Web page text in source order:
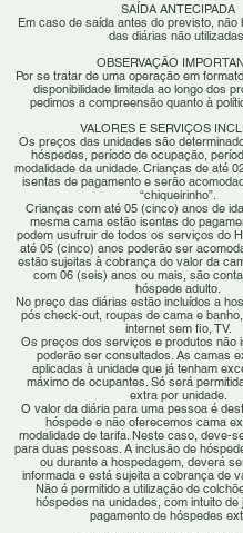
SAÍDA ANTECIPADA
Em caso de saída antes do previsto, não
das diárias não
OBSERVAÇÃO
Por se tratar de uma operação em
disponibilidade limitada ao longo dos
pedimos a compreensão quanto à
VALORES E SERVIÇOS
Os preços das unidades são
hóspedes, período de ocupação,
modalidade da unidade. Crianças de até
isentas de pagamento e serão
“chiqueirinho”.
Crianças com até 05 (cinco) anos de
mesma cama estão isentas do
podem usufruir de todos os serviços do
até 05 (cinco) anos poderão ser
estão sujeitas à cobrança do valor da
com 06 (seis) anos ou mais, são
hóspede adulto.
No preço das diárias estão incluídos a
pós check-out, roupas de cama e
internet sem fio, TV.
Os preços dos serviços e produtos não
poderão ser consultados. As camas
aplicadas à unidade que já tenham
máximo de ocupantes. Só será
extra por unidade.
O valor da diária para uma pessoa é
hóspede e não oferecemos cama
modalidade de tarifa. Neste caso, deve-
para duas pessoas. A inclusão de
ou durante a hospedagem, deverá
informada e está sujeita a cobrança de
Não é permitido a utilização de
hóspedes na unidades, com intuito
pagamento de hóspedes